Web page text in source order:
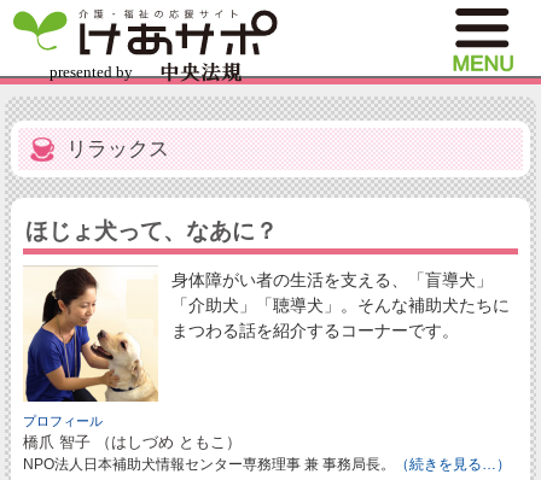
リラックス
ほじょ犬って、なあに？
身体障がい者の生活を支える、「盲導犬」
「介助犬」「聴導犬」。そんな補助犬たちに
まつわる話を紹介するコーナーです。
プロフィール
橋爪 智子 （はしづめ ともこ）
NPO法人日本補助犬情報センター専務理事 兼 事務局長。 （続きを見る…）